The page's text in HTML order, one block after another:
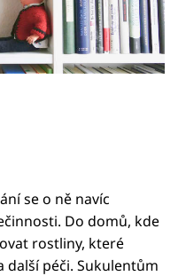
se o ně navíc
Do domů, kde
rostliny, které
další péči. Sukulentům